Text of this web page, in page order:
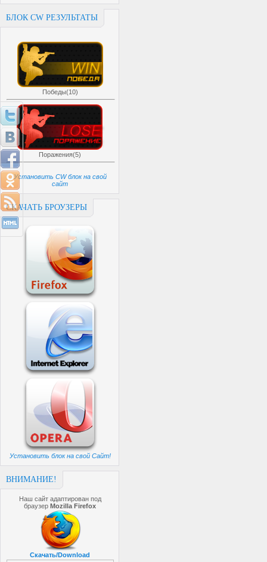
БЛОК CW РЕЗУЛЬТАТЫ
Победы(10)
Поражения(5)
Установить CW блок на свой
сайт
СКАЧАТЬ БРОУЗЕРЫ
Установить блок на свой Сайт!
ВНИМАНИЕ!
Наш сайт адаптирован под
браузерMozilla Firefox
Скачать/Download